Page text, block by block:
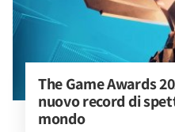
The Game Awards
nuovo record di
mondo